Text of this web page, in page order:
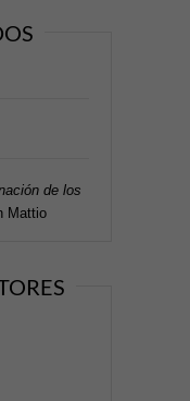
de los
Mattio